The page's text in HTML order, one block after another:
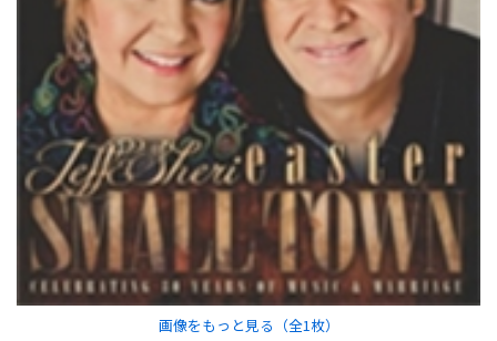
画像をもっと見る（全1 枚）